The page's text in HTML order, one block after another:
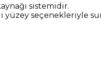
sistemidir.
yüzey seçenekleriyle